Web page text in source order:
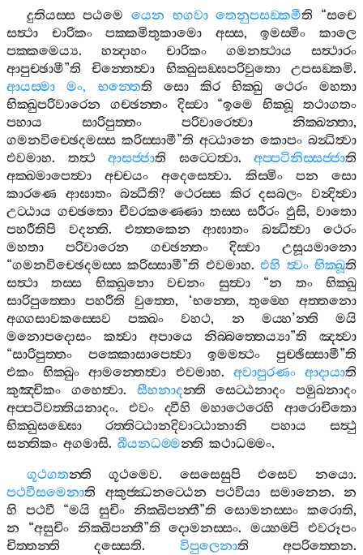
දුතියස‍්ස පඨමෙ යෙන භගවා තෙනුපසඞ‍්කමීති “සචෙ
සත්‍ථා
චාරිකං පක‍්කමිතුකාමො අස‍්ස,ඉමස‍්මිං
කාලෙ
පක‍්කමෙය්‍ය. හන්‍දාහං චාරිකං ගමනත්‍ථාය
සත්‍ථාරං
ආපුච‍්ඡාමී”ති චින‍්තෙත්‍වා භික‍්ඛුසඞ‍්ඝපරිවුතො උපසඞ‍්කමි.
ආයස‍්මා
මං, භන‍්තෙති සො කිර භික‍්ඛු ථෙරං
මහතා
භික‍්ඛුපරිවාරෙන
ගච‍්ඡන‍්තං දිස‍්වා“ඉමෙ භික‍්ඛූ
තථාගතං
පහාය
සාරිපුත‍්තං පරිවාරෙත්‍වා නික‍්ඛන‍්තා,
ගමනවිච‍්ඡෙදමස‍්ස කරිස‍්සාමී”ති අට‍්ඨානෙ කොපං බන්‍ධිත්‍වා
එවමාහ. තත්‍ථ ආසජ‍්ජාති ඝට‍්ටෙත්‍වා. අප‍්පටිනිස‍්සජ‍්ජාති
අක‍්ඛමාපෙත්‍වා
අච‍්චයං අදෙසෙත්‍වා. කිස‍්මිං පන
සො
කාරණෙ
ආඝාතං බන්‍ධීති?ථෙරස‍්ස කිර දසබලං වන්‍දිත්‍වා
උට‍්ඨාය ගච‍්ඡතො චීවරකණ‍්ණො තස‍්ස සරීරං ඵුසි,වාතො
පහරීතිපි
වදන‍්ති. එත‍්තකෙන ආඝාතං බන්‍ධිත්‍වා
ථෙරං
මහතා
පරිවාරෙන ගච‍්ඡන‍්තං දිස‍්වා
උසූයමානො
“ගමනවිච‍්ඡෙදමස‍්ස කරිස‍්සාමී”ති එවමාහ.එහි ත්‍වං භික‍්ඛූති
සත්‍ථා
තස‍්ස භික‍්ඛුනො වචනං සුත්‍වා“න තං
භික‍්ඛු
සාරිපුත‍්තො
පහරීති වුත‍්තෙ, ‘භන‍්තෙ, තුම‍්හෙ
අත‍්තනො
අග‍්ගසාවකස‍්සෙව
පක‍්ඛං වහථ, න මය‍්හ’න‍්ති
මයි
මනොපදොසං
කත්‍වා අපායෙ නිබ‍්බත‍්තෙය්‍යා”ති
ඤත්‍වා
“සාරිපුත‍්තං පක‍්කොසාපෙත්‍වා ඉමමත්‍ථං පුච‍්ඡිස‍්සාමී”ති
එකං භික‍්ඛුං ආමන‍්තෙත්‍වා එවමාහ. අවාපුරණං ආදායාති
කුඤ‍්චිකං
ගහෙත්‍වා. සීහනාදන‍්ති සෙට‍්ඨනාදං
පමුඛනාදං
අප‍්පටිවත‍්තියනාදං. එවං ද‍්වීහි මහාථෙරෙහි
ආරොචිතො
භික‍්ඛුසඞ‍්ඝො
රත‍්තිට‍්ඨානදිවාට‍්ඨානානි පහාය
සත්‍ථු
සන‍්තිකං අගමාසි. ඛීයනධම‍්මන‍්ති කථාධම‍්මං.
ගූථගතන‍්ති ගූථමෙව. සෙසෙසුපි එසෙව නයො.
පථවීසමෙනාති අකුජ‍්ඣනට‍්ඨෙන පථවියා සමානෙන. න
හි
පථවී “මයි සුචිං නික‍්ඛිපන‍්තී”ති සොමනස‍්සං කරොති,
න “අසුචිං නික‍්ඛිපන‍්තී”ති දොමනස‍්සං.මය‍්හම‍්පි එවරූපං
චිත‍්තන‍්ති
දස‍්සෙති. විපුලෙනාති අපරිත‍්තෙන.